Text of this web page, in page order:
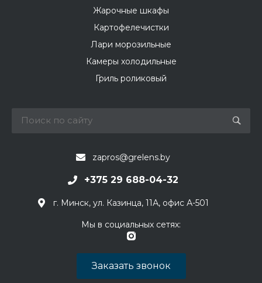
Жарочные шкафы
Картофелечистки
Лари морозильные
Камеры холодильные
Гриль роликовый
zapros@grelens.by
+375 29 688-04-32
г. Минск, ул. Казинца, 11А, офис А-501
Мы в социальных сетях:
Заказать звонок